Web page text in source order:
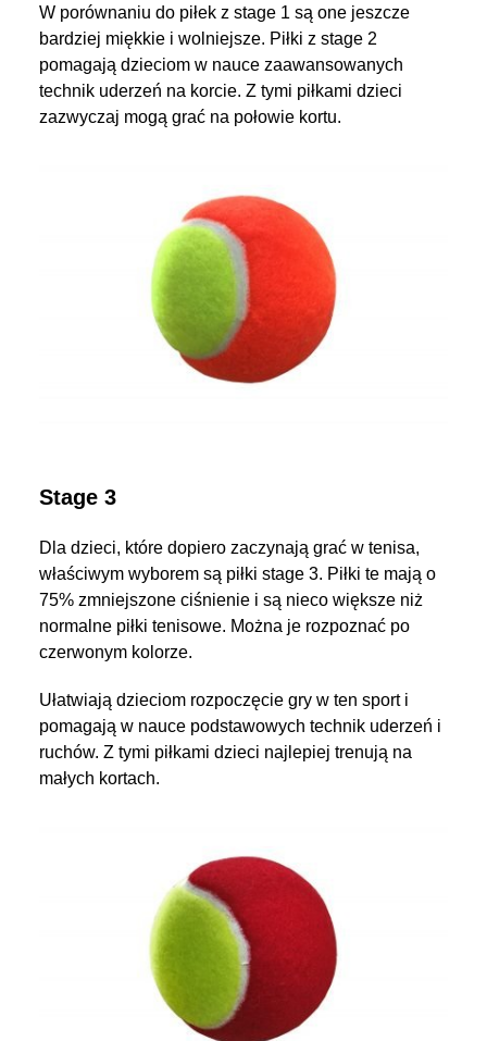
W porównaniu do piłek z stage 1 są one jeszcze
bardziej miękkie i wolniejsze. Piłki z stage 2
pomagają dzieciom w nauce zaawansowanych
technik uderzeń na korcie. Z tymi piłkami dzieci
zazwyczaj mogą grać na połowie kortu.
Stage 3
Dla dzieci, które dopiero zaczynają grać w tenisa,
właściwym wyborem są piłki stage 3. Piłki te mają o
75% zmniejszone ciśnienie i są nieco większe niż
normalne piłki tenisowe. Można je rozpoznać po
czerwonym kolorze.
Ułatwiają dzieciom rozpoczęcie gry w ten sport i
pomagają w nauce podstawowych technik uderzeń i
ruchów. Z tymi piłkami dzieci najlepiej trenują na
małych kortach.